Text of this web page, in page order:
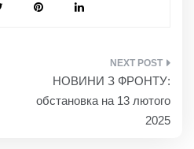
НОВИНИ З ФРОНТУ:
обстановка на 13 лютого
2025